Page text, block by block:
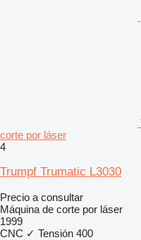
corte por láser
4
Trumpf Trumatic L3030
Precio a consultar
Máquina de corte por láser
1999
CNC ✓ Tensión 400